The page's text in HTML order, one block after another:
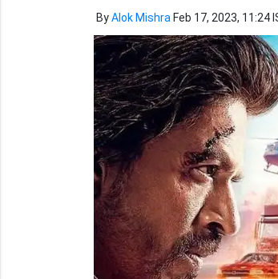
ByAlok Mishra Feb 17, 2023, 11:24